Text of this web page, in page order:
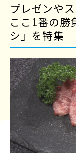
プレゼンや
ここ1番の勝
シ」を特集